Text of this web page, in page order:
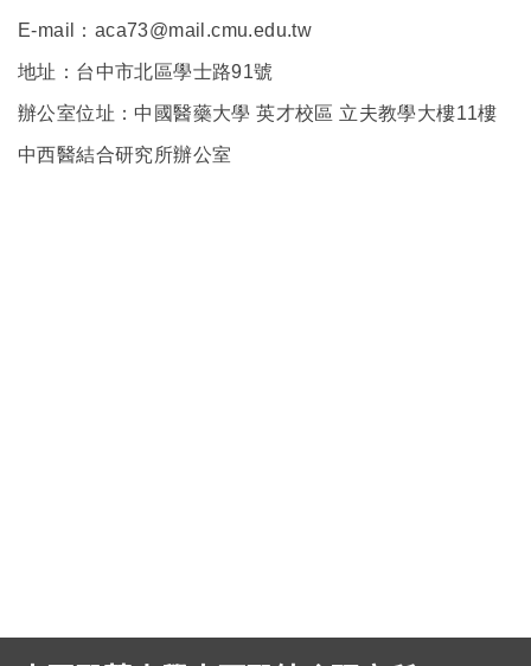
English
E-mail ：aca73@mail.cmu.edu.tw
地址：台中市北區學士路91號
辦公室位址：中國醫藥大學 英才校區 立夫教學大樓11樓
中西醫結合研究所辦公室